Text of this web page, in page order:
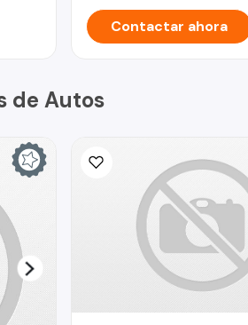
Contactar ahora
de Autos